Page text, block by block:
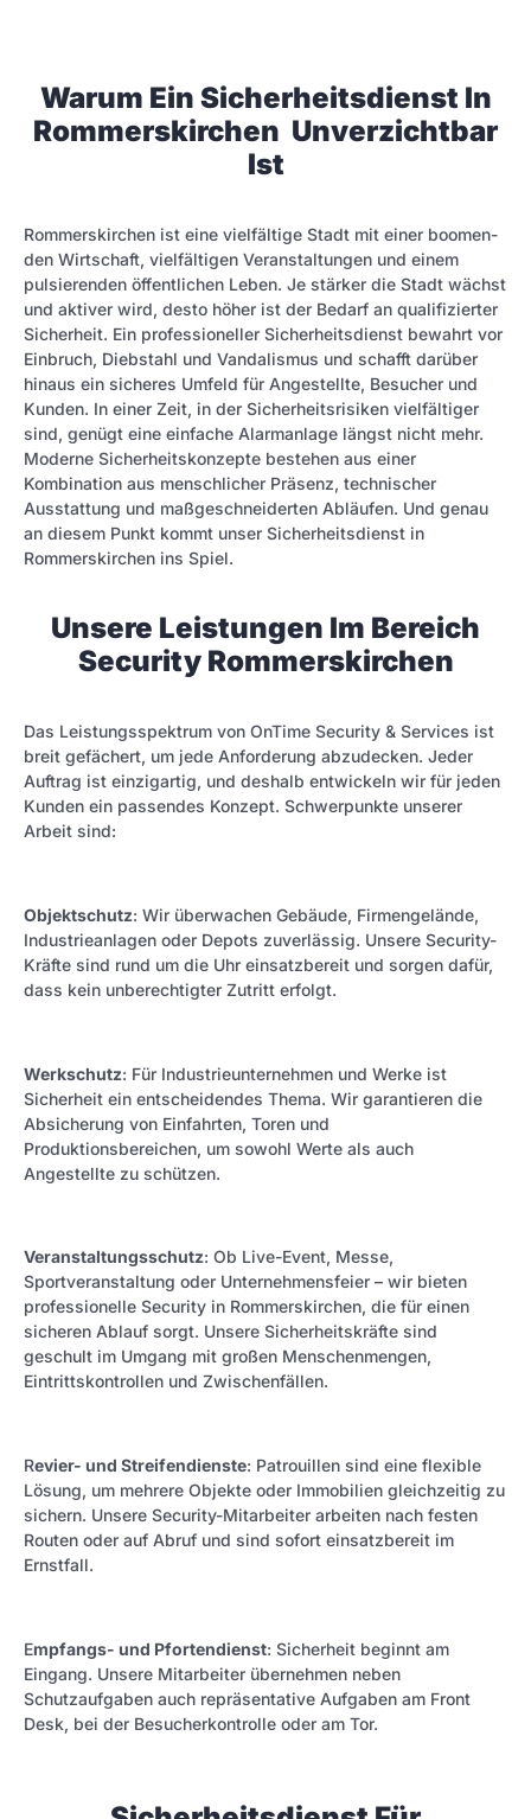
Warum Ein Sicherheitsdienst In
Rommerskirchen Unverzichtbar
Ist
Rommerskirchen ist eine vielfältige Stadt mit einer boomen­
den Wirtschaft, vielfältigen Veranstaltungen und einem
pulsierenden öffentlichen Leben. Je stärker die Stadt wächst
und aktiver wird, desto höher ist der Bedarf an qualifizierter
Sicherheit. Ein professioneller Sicherheitsdienst bewahrt vor
Einbruch, Diebstahl und Vandalismus und schafft darüber
hinaus ein sicheres Umfeld für Angestellte, Besucher und
Kunden. In einer Zeit, in der Sicherheitsrisiken vielfältiger
sind, genügt eine einfache Alarmanlage längst nicht mehr.
Moderne Sicherheitskonzepte bestehen aus einer
Kombination aus menschlicher Präsenz, technischer
Ausstattung und maßgeschneiderten Abläufen. Und genau
an diesem Punkt kommt unser Sicherheitsdienst in
Rommerskirchen ins Spiel.
Unsere Leistungen Im Bereich
Security Rommerskirchen
Das Leistungsspektrum von OnTime Security & Services ist
breit gefächert, um jede Anforderung abzudecken. Jeder
Auftrag ist einzigartig, und deshalb entwickeln wir für jeden
Kunden ein passendes Konzept. Schwerpunkte unserer
Arbeit sind:
Objektschutz: Wir überwachen Gebäude, Firmengelände,
Industrieanlagen oder Depots zuverlässig. Unsere Security-
Kräfte sind rund um die Uhr einsatzbereit und sorgen dafür,
dass kein unberechtigter Zutritt erfolgt.
Werkschutz: Für Industrieunternehmen und Werke ist
Sicherheit ein entscheidendes Thema. Wir garantieren die
Absicherung von Einfahrten, Toren und
Produktionsbereichen, um sowohl Werte als auch
Angestellte zu schützen.
Veranstaltungsschutz: Ob Live-Event, Messe,
Sportveranstaltung oder Unternehmensfeier – wir bieten
professionelle Security in Rommerskirchen, die für einen
sicheren Ablauf sorgt. Unsere Sicherheitskräfte sind
geschult im Umgang mit großen Menschenmengen,
Eintrittskontrollen und Zwischenfällen.
Revier- und Streifendienste: Patrouillen sind eine flexible
Lösung, um mehrere Objekte oder Immobilien gleichzeitig zu
sichern. Unsere Security-Mitarbeiter arbeiten nach festen
Routen oder auf Abruf und sind sofort einsatzbereit im
Ernstfall.
Empfangs- und Pfortendienst: Sicherheit beginnt am
Eingang. Unsere Mitarbeiter übernehmen neben
Schutzaufgaben auch repräsentative Aufgaben am Front
Desk, bei der Besucherkontrolle oder am Tor.